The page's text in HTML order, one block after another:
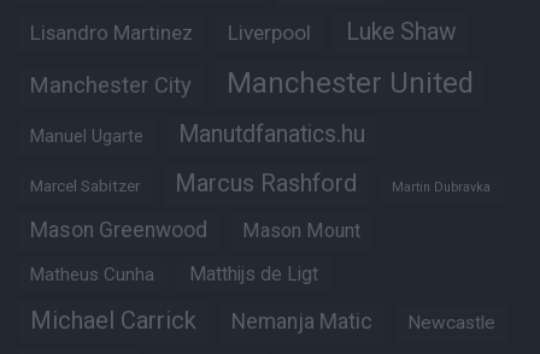
Lisandro Martinez Liverpool Luke Shaw
Manchester City Manchester United
Manuel Ugarte Manutdfanatics.hu
Marcel Sabitzer Marcus Rashford Martin Dubravka
Mason Greenwood Mason Mount
Matheus Cunha Matthijs de Ligt
Michael Carrick Nemanja Matic Newcastle